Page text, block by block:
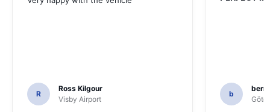
R
Ross Kilgour
Visby Airport
b